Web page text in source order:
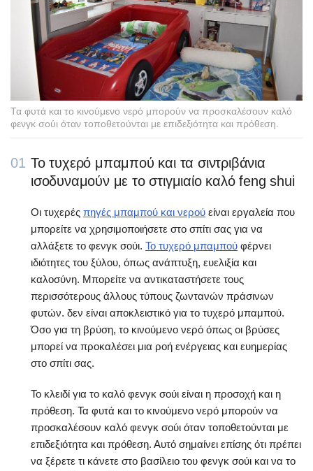
Τα φυτά και το κινούμενο νερό μπορούν να προσκαλέσουν καλό
φενγκ σούι όταν τοποθετούνται με επιδεξιότητα και πρόθεση.
01 Το τυχερό μπαμπού και τα σιντριβάνια
ισοδυναμούν με το στιγμιαίο καλό feng shui
Οι τυχερές πηγές μπαμπού και νερού είναι εργαλεία που
μπορείτε να χρησιμοποιήσετε στο σπίτι σας για να
αλλάξετε το φενγκ σούι. Το τυχερό μπαμπού φέρνει
ιδιότητες του ξύλου, όπως ανάπτυξη, ευελιξία και
καλοσύνη. Μπορείτε να αντικαταστήσετε τους
περισσότερους άλλους τύπους ζωντανών πράσινων
φυτών. δεν είναι αποκλειστικό για το τυχερό μπαμπού.
Όσο για τη βρύση, το κινούμενο νερό όπως οι βρύσες
μπορεί να προκαλέσει μια ροή ενέργειας και ευημερίας
στο σπίτι σας.
Το κλειδί για το καλό φενγκ σούι είναι η προσοχή και η
πρόθεση. Τα φυτά και το κινούμενο νερό μπορούν να
προσκαλέσουν καλό φενγκ σούι όταν τοποθετούνται με
επιδεξιότητα και πρόθεση. Αυτό σημαίνει επίσης ότι πρέπει
να ξέρετε τι κάνετε στο βασίλειο του φενγκ σούι και να το